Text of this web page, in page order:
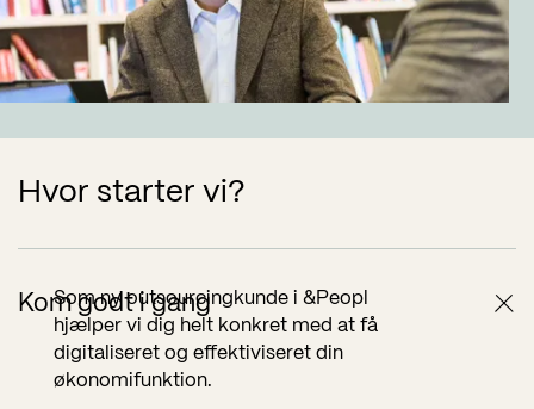
Hvor starter vi?
Kom godt i gang
Som ny outsourcingkunde i &Peopl
hjælper vi dig helt konkret med at få
digitaliseret og effektiviseret din
økonomifunktion.